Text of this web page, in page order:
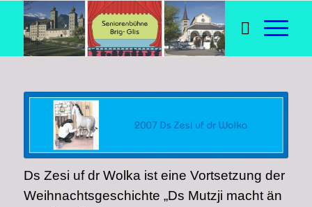
Ds Zesi uf dr Wolka ist eine Vortsetzung der
Weihnachtsgeschichte „Ds Mutzji macht än